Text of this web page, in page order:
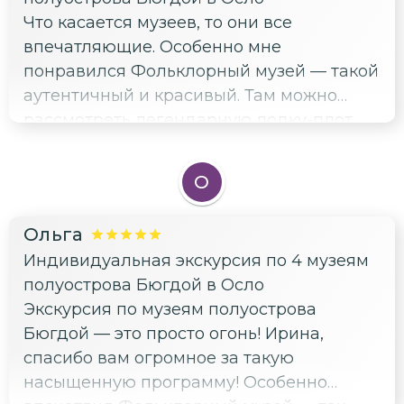
Что касается музеев, то они все
впечатляющие. Особенно мне
понравился Фольклорный музей — такой
аутентичный и красивый. Там можно
О
Ольга
Индивидуальная экскурсия по 4 музеям
полуострова Бюгдой в Осло
Экскурсия по музеям полуострова
Бюгдой — это просто огонь! Ирина,
спасибо вам огромное за такую
насыщенную программу! Особенно